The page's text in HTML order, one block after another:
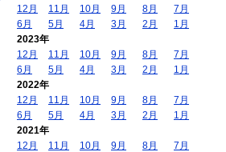
12月
11月 10月 9月 8月
7月
6月
5月 4月 3月 2月
1月
2023年
12月
11月 10月 9月 8月
7月
6月
5月 4月 3月 2月
1月
2022年
12月
11月 10月 9月 8月
7月
6月
5月 4月 3月 2月
1月
2021年
12月
11月 10月 9月 8月
7月